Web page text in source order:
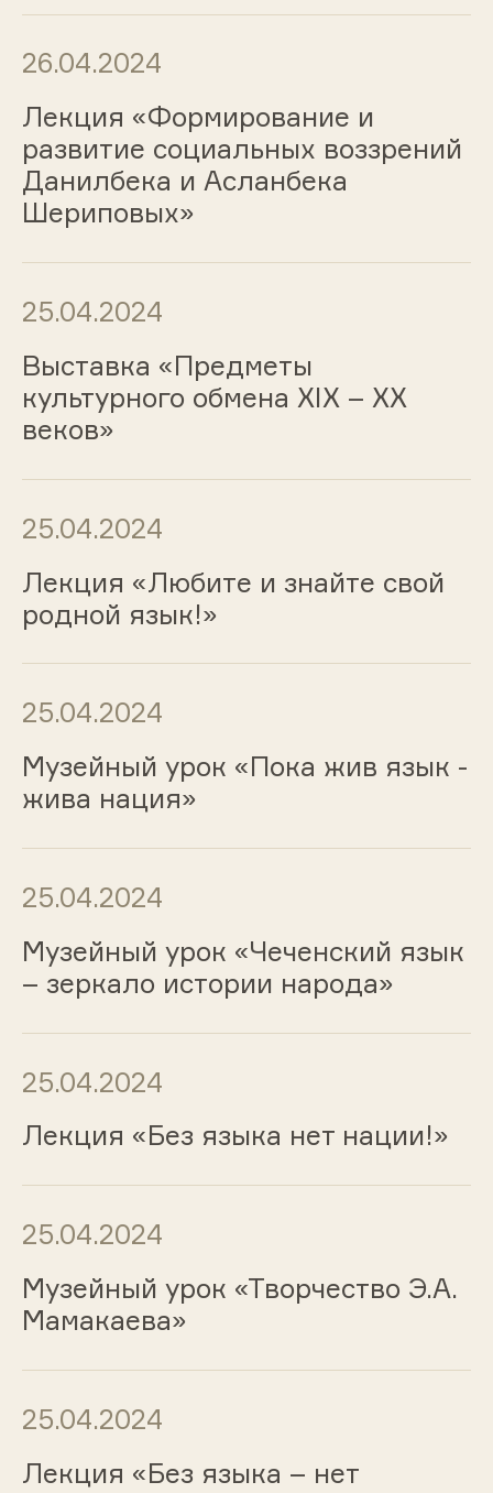
26.04.2024
Лекция «Формирование и
развитие социальных воззрений
Данилбека и Асланбека
Шериповых»
25.04.2024
Выставка «Предметы
культурного обмена ХIХ – ХХ
веков»
25.04.2024
Лекция «Любите и знайте свой
родной язык!»
25.04.2024
Музейный урок «Пока жив язык -
жива нация»
25.04.2024
Музейный урок «Чеченский язык
– зеркало истории народа»
25.04.2024
Лекция «Без языка нет нации!»
25.04.2024
Музейный урок «Творчество Э.А.
Мамакаева»
25.04.2024
Лекция «Без языка – нет